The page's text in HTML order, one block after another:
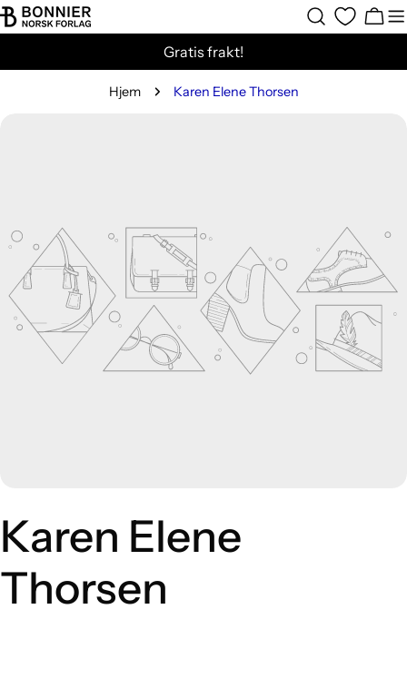
Hopp
til
Gratis frakt!
Hjem Karen Elene Thorsen
Karen Elene
Thorsen